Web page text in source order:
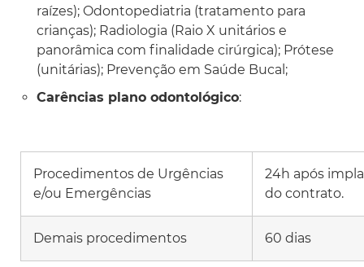
raízes); Odontopediatria (tratamento para
crianças); Radiologia (Raio X unitários e
panorâmica com finalidade cirúrgica); Prótese
(unitárias); Prevenção em Saúde Bucal;
Carências plano odontológico:
Procedimentos de Urgências
e/ou Emergências
24h após
do contrato.
Demais procedimentos 60 dias